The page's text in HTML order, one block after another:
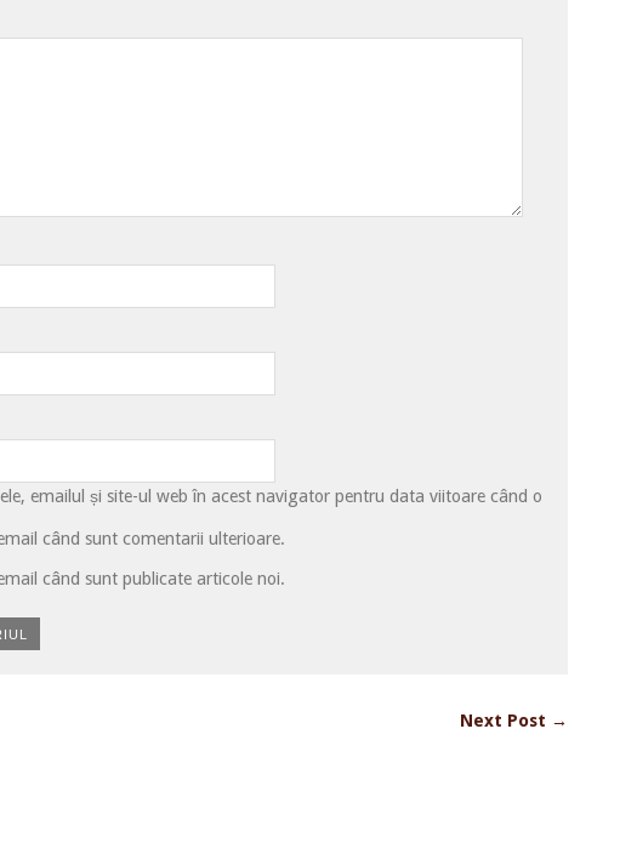
emailul și site-ul web în acest navigator pentru data viitoare când o
când sunt comentarii ulterioare.
când sunt publicate articole noi.
Next Post →